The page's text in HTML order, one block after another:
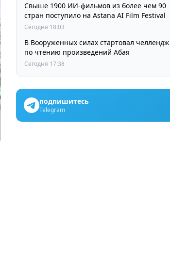
Свыше 1900 ИИ-фильмов из более чем 90
стран поступило на Astana AI Film Festival
Сегодня 18:03
В Вооруженных силах стартовал челлендж
по чтению произведений Абая
Сегодня 17:38
подпишитесь
Telegram